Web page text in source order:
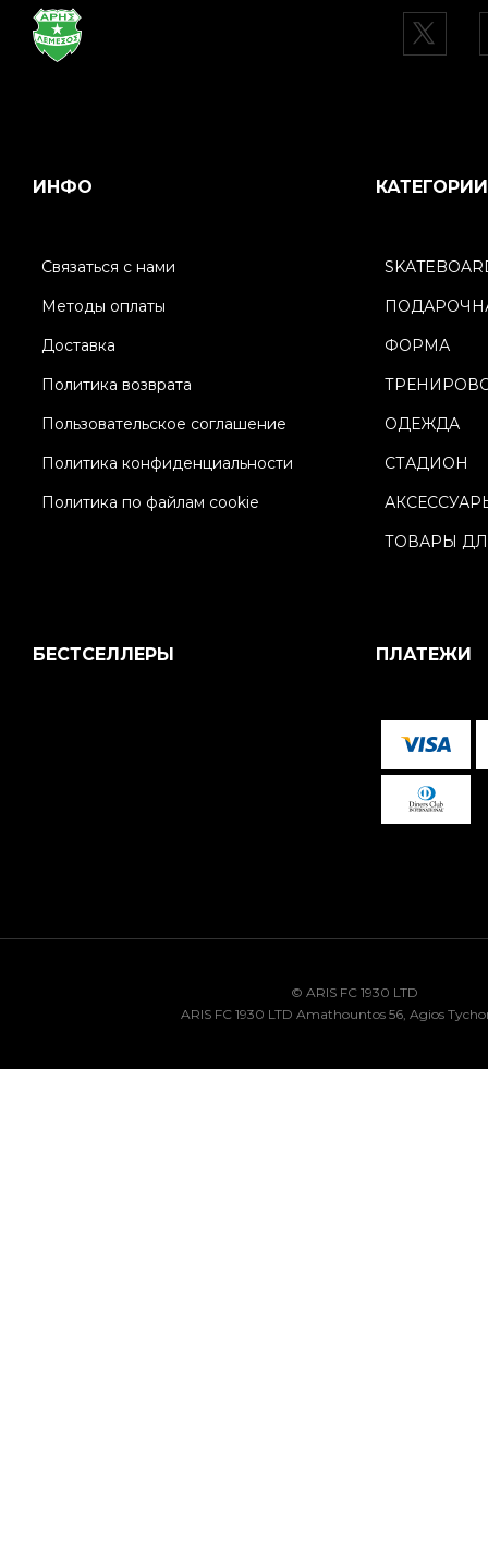
ИНФО
Связаться с нами
Методы оплаты
Доставка
Политика возврата
Пользовательское соглашение
Политика конфиденциальности
Политика по файлам cookie
КАТЕГОРИИ
ФОРМА
ОДЕЖДА
СТАДИОН
ТОВАРЫ
БЕСТСЕЛЛЕРЫ ПЛАТЕЖИ
© ARIS FC 1930 LTD
ARIS FC 1930 LTD Amathountos 56, Agios